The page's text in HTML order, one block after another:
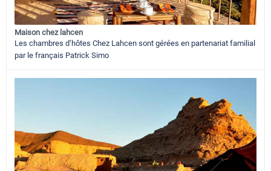
Maison chez lahcen
Les chambres d’hôtes Chez Lahcen sont gérées en partenariat familial
par le français Patrick Simo